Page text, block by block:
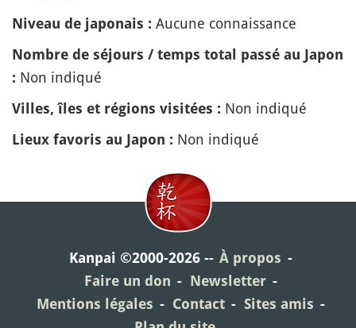
Niveau de japonais : Aucune connaissance
Nombre de séjours / temps total passé au Japon
: Non indiqué
Villes, îles et régions visitées : Non indiqué
Lieux favoris au Japon : Non indiqué
Kanpai ©2000-2026
À propos
Faire un don
Newsletter
Mentions légales
Contact
Sites amis